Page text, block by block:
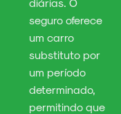
seguro oferece
um carro
substituto por
um período
determinado,
permitindo que